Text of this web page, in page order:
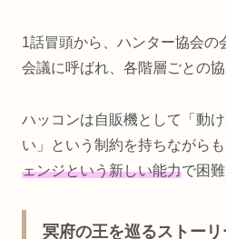
1話冒頭から、ハンター協会の
会議に呼ばれ、各階層ごとの協
ハッコンは自販機として「動
い」という制約を持ちながらも
ェンジという新しい能力で困
冥府の王を巡るストー